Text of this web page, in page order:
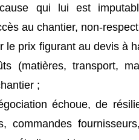
qui lui est
au chantier, non-
le prix figurant au devis à
(matières, transport,
;
échoue, de
commandes